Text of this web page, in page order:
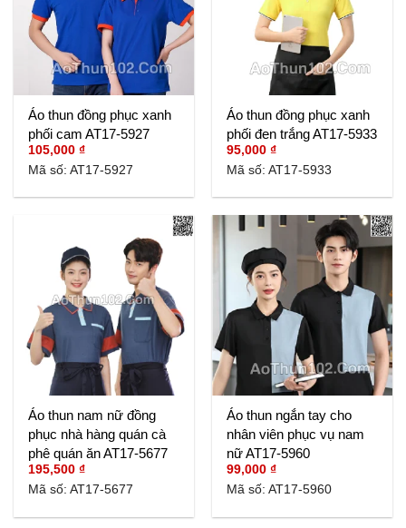
Áo thun đồng phục xanh
phối cam AT17-5927
105,000₫
Mã số: AT17-5927
Áo thun đồng phục xanh
phối đen trắng AT17-5933
95,000₫
Mã số: AT17-5933
Áo thun nam nữ đồng
phục nhà hàng quán cà
phê quán ăn AT17-5677
195,500₫
Mã số: AT17-5677
Áo thun ngắn tay cho
nhân viên phục vụ nam
nữ AT17-5960
99,000₫
Mã số: AT17-5960